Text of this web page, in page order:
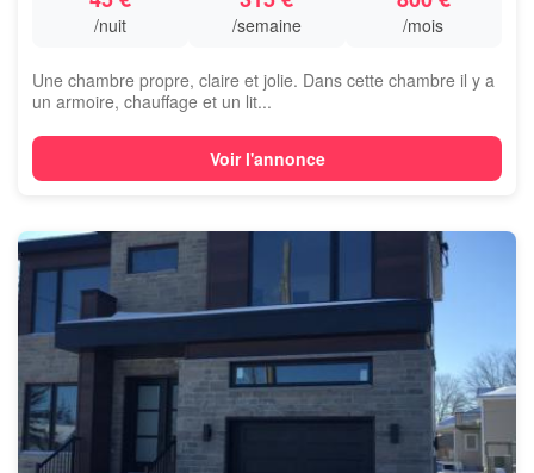
/nuit /semaine /mois
Une chambre propre, claire et jolie. Dans cette chambre il y a
un armoire, chauffage et un lit...
Voir l'annonce